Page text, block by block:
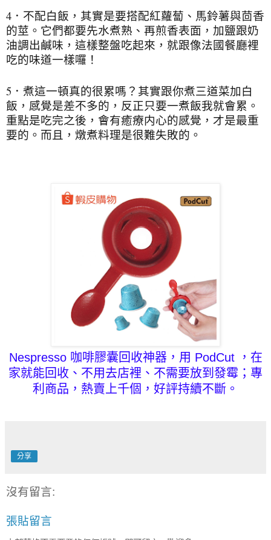
4．不配白飯，其實是要搭配紅蘿蔔、馬鈴薯與茴香
的莖。它們都要先水煮熟、再煎香表面，加鹽跟奶
油調出鹹味，這樣整盤吃起來，就跟像法國餐廳裡
吃的味道一樣囉！
5．煮這一頓真的很累嗎？其實跟你煮三道菜加白
飯，感覺是差不多的，反正只要一煮飯我就會累。
重點是吃完之後，會有癒療内心的感覺，才是最重
要的。而且，燉煮料理是很難失敗的。
Nespresso 咖啡膠囊 回收神器，用 PodCut ，在
家就能回收、不用去店裡、不需要放到發霉；專
利商品，熱賣上千個，好評持續不斷。
分享
沒有留言:
張貼留言